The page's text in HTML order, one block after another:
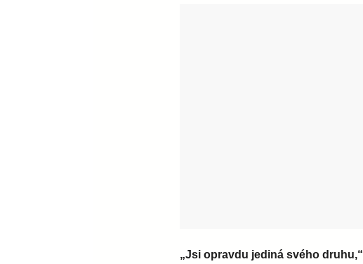
„Jsi opravdu jediná svého druhu,“